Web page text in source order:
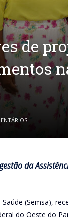
de
da
(Semsa),
do Oeste do